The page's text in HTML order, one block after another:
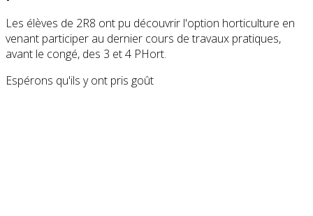
Les élèves de 2R8 ont pu découvrir l'option horticulture en
venant participer au dernier cours de travaux pratiques,
avant le congé, des 3 et 4 PHort.
Espérons qu'ils y ont pris goût